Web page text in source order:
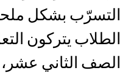
التسرّب بشكل
الطلاب يتركون
الصف الثاني